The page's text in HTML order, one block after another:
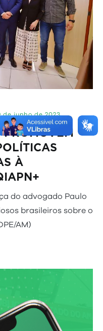
de junho de 2023
PROMOVEM
À
do advogado Paulo
brasileiros sobre o
AM)